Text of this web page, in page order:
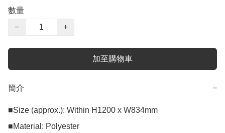
數量
−
+
加至購物車
簡介 −
■Size (approx.): Within H1200 x W834mm
■Material: Polyester